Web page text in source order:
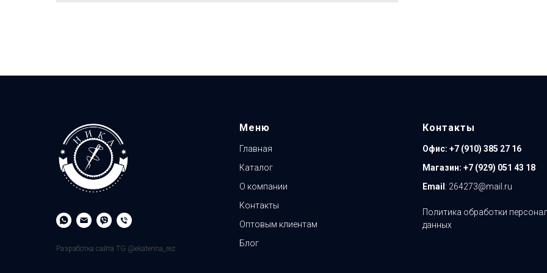
Разработка сайта TG @ekaterina_rez
Меню
Главная
Каталог
О компании
Контакты
Оптовым клиентам
Блог
Контакты
Офис: +7 (910) 385 27 16
Магазин: +7 (929) 051 43 18
Email : 264273@mail.ru
Политика обработки
данных